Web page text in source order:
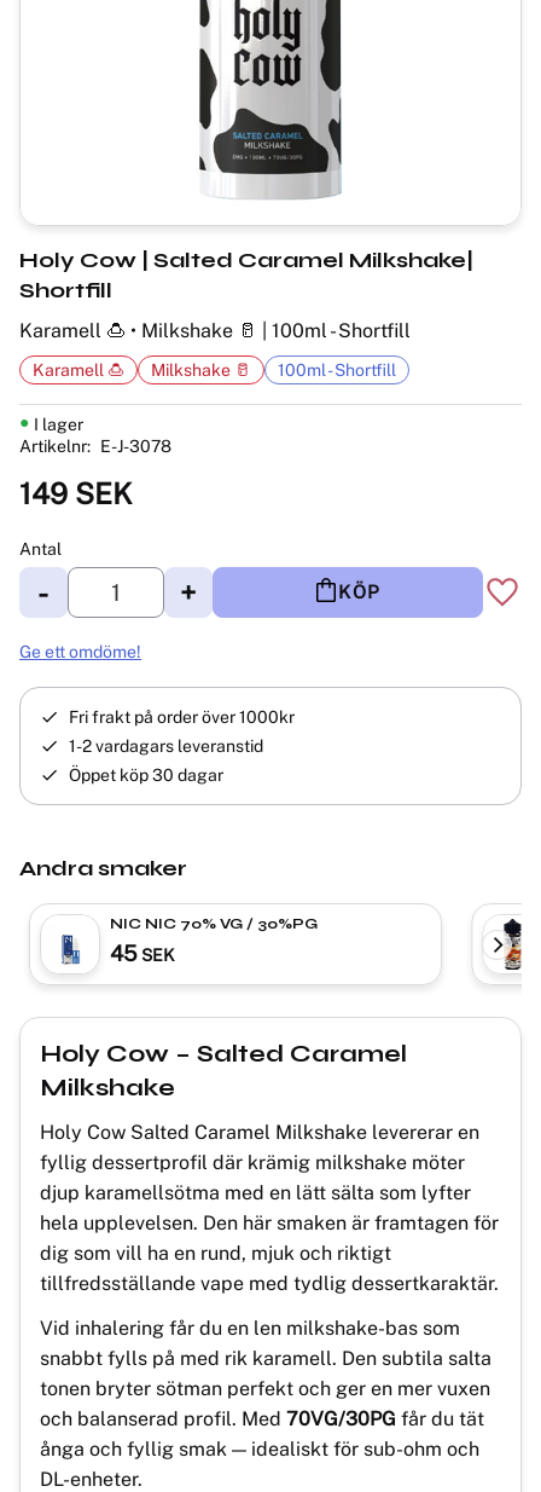
Holy Cow | Salted Caramel Milkshake|
Shortfill
Karamell 🍮 • Milkshake 🥛 | 100ml - Shortfill
149 SEK
Antal
+
- KÖP
I lager
Artikelnr
E-J-3078
Karamell 🍮 Milkshake 🥛 100ml - Shortfill
Ge ett omdöme!
Fri frakt på order över 1000kr
1-2 vardagars leveranstid
Öppet köp 30 dagar
Andra smaker
NIC NIC 70% VG / 30%PG
45 SEK
Holy Cow – Salted Caramel
Milkshake
Holy Cow Salted Caramel Milkshake levererar en
fyllig dessertprofil där krämig milkshake möter
djup karamellsötma med en lätt sälta som lyfter
hela upplevelsen. Den här smaken är framtagen för
dig som vill ha en rund, mjuk och riktigt
tillfredsställande vape med tydlig dessertkaraktär.
Vid inhalering får du en len milkshake-bas som
snabbt fylls på med rik karamell. Den subtila salta
tonen bryter sötman perfekt och ger en mer vuxen
och balanserad profil. Med 70VG/30PG får du tät
ånga och fyllig smak — idealiskt för sub-ohm och
DL-enheter.